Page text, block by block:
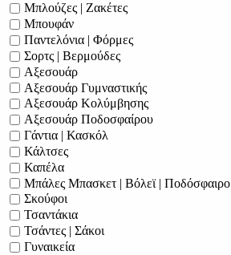
Μπλούζες | Ζακέτες
Μπουφάν
Παντελόνια | Φόρμες
Σορτς | Βερμούδες
Αξεσουάρ
Αξεσουάρ Γυμναστικής
Αξεσουάρ Κολύμβησης
Αξεσουάρ Ποδοσφαίρου
Γάντια | Κασκόλ
Κάλτσες
Καπέλα
Μπάλες Μπασκετ | Βόλεϊ | Ποδόσφαιρο
Σκούφοι
Τσαντάκια
Τσάντες | Σάκοι
Γυναικεία